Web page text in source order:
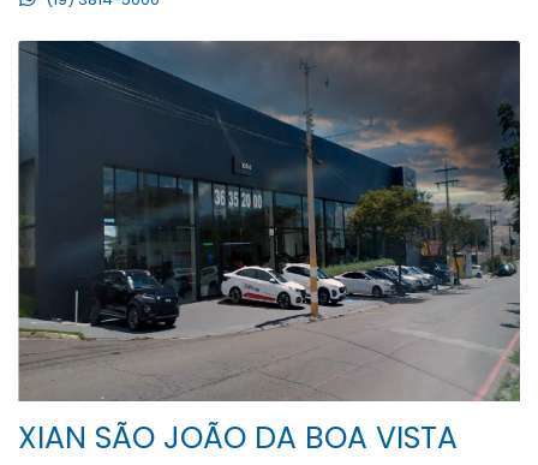
XIAN SÃO JOÃO DA BOA VISTA